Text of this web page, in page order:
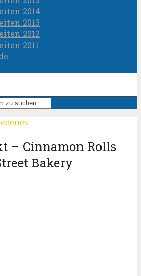
2014
2013
2012
2011
– Cinnamon Rolls
Bakery